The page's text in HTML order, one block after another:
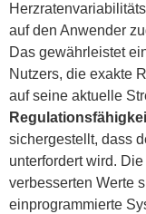
auf den Anwender
Das gewährleistet
Nutzers, die exakte
auf seine aktuelle
sichergestellt, dass
unterfordert wird.
verbesserten Werte
einprogrammierte